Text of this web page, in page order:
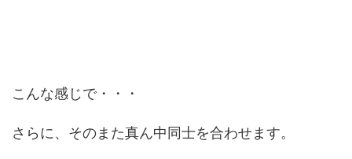
こんな感じで・・・
さらに、そのまた真ん中同士を合わせます。